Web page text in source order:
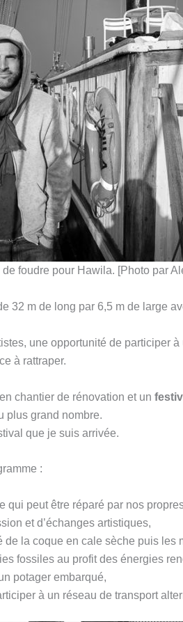
foudre pour Hawila. [Photo par
32 m de long par 6,5 m de large
une opportunité de participer
à rattraper.
chantier de rénovation et un
plus grand nombre.
que je suis arrivée.
:
qui peut être réparé par nos
et d’échanges artistiques,
de la coque en cale sèche puis les
fossiles au profit des énergies
potager embarqué,
à un réseau de transport